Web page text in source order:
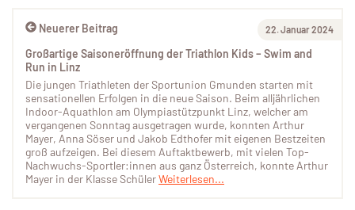
Neuerer Beitrag 22. Januar 2024
Großartige Saisoneröffnung der Triathlon Kids – Swim and
Run in Linz
Die jungen Triathleten der Sportunion Gmunden starten mit
sensationellen Erfolgen in die neue Saison. Beim alljährlichen
Indoor-Aquathlon am Olympiastützpunkt Linz, welcher am
vergangenen Sonntag ausgetragen wurde, konnten Arthur
Mayer, Anna Söser und Jakob Edthofer mit eigenen Bestzeiten
groß aufzeigen. Bei diesem Auftaktbewerb, mit vielen Top-
Nachwuchs-Sportler:innen aus ganz Österreich, konnte Arthur
Mayer in der Klasse SchülerWeiterlesen...